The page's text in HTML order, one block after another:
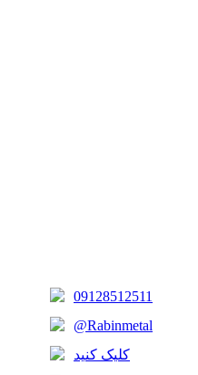
09128512511
@Rabinmetal
کلیک کنید